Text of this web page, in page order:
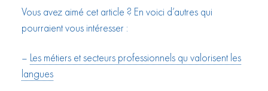
Vous avez aimé cet article ? En voici d’autres qui
pourraient vous intéresser :
– Les métiers et secteurs professionnels qu valorisent les
langues